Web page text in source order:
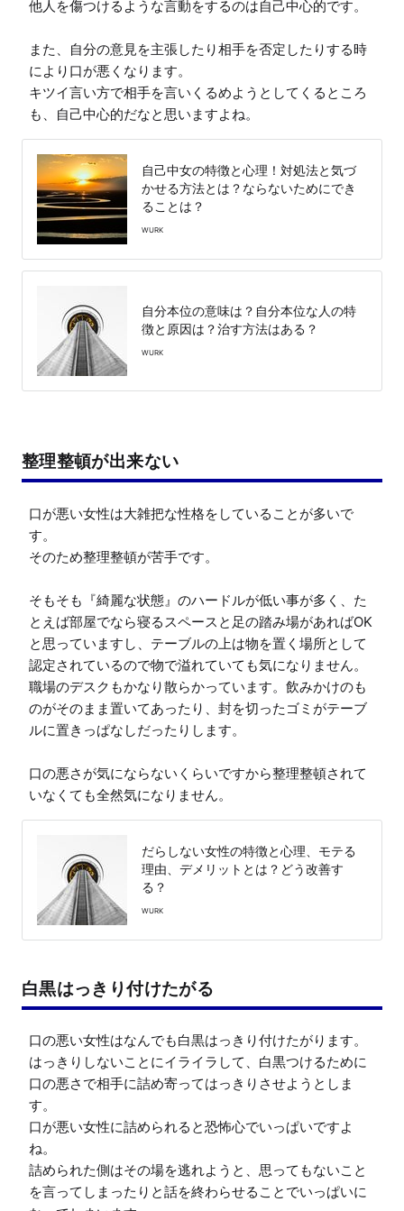
他人を傷つけるような言動をするのは自己中心的です。
また、自分の意見を主張したり相手を否定したりする時
により口が悪くなります。
キツイ言い方で相手を言いくるめようとしてくるところ
も、自己中心的だなと思いますよね。
自己中女の特徴と心理！対処法と気づ
かせる方法とは？ならないためにでき
ることは？
WURK
自分本位の意味は？自分本位な人の特
徴と原因は？治す方法はある？
WURK
整理整頓が出来ない
口が悪い女性は大雑把な性格をしていることが多いで
す。
そのため整理整頓が苦手です。
そもそも『綺麗な状態』のハードルが低い事が多く、た
とえば部屋でなら寝るスペースと足の踏み場があればOK
と思っていますし、テーブルの上は物を置く場所として
認定されているので物で溢れていても気になりません。
職場のデスクもかなり散らかっています。飲みかけのも
のがそのまま置いてあったり、封を切ったゴミがテーブ
ルに置きっぱなしだったりします。
口の悪さが気にならないくらいですから整理整頓されて
いなくても全然気になりません。
だらしない女性の特徴と心理、モテる
理由、デメリットとは？どう改善す
る？
WURK
白黒はっきり付けたがる
口の悪い女性はなんでも白黒はっきり付けたがります。
はっきりしないことにイライラして、白黒つけるために
口の悪さで相手に詰め寄ってはっきりさせようとしま
す。
口が悪い女性に詰められると恐怖心でいっぱいですよ
ね。
詰められた側はその場を逃れようと、思ってもないこと
を言ってしまったりと話を終わらせることでいっぱいに